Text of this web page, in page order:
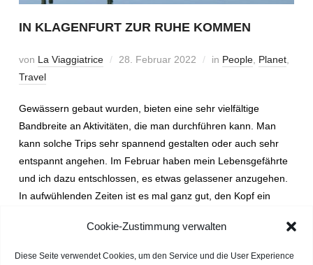
Cookie-Zustimmung verwalten
Diese Seite verwendet Cookies, um den Service und die User Experience
IN KLAGENFURT ZUR RUHE KOMMEN
von La Viaggiatrice 28. Februar 2022 in People, Planet,
Travel
Gewässern gebaut wurden, bieten eine sehr vielfältige
Bandbreite an Aktivitäten, die man durchführen kann. Man
kann solche Trips sehr spannend gestalten oder auch sehr
entspannt angehen. Im Februar haben mein Lebensgefährte
und ich dazu entschlossen, es etwas gelassener anzugehen.
In aufwühlenden Zeiten ist es mal ganz gut, den Kopf ein